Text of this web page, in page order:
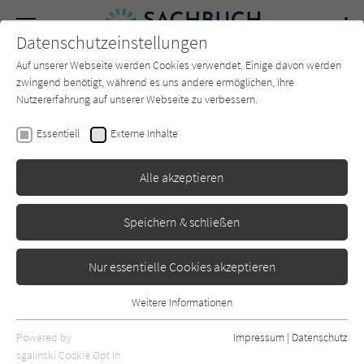
SUCHE Forum Charts Newsletter
Aleks Scholz Kathrin Passig
Erschienen: Januar 2022 0
Datenschutzeinstellungen
Auf unserer Webseite werden Cookies verwendet. Einige davon werden
zwingend benötigt, während es uns andere ermöglichen, Ihre
Nutzererfahrung auf unserer Webseite zu verbessern.
Essentiell Externe Inhalte
Alle akzeptieren
Speichern & schließen
Nur essentielle Cookies akzeptieren
Essentielle Cookies werden für grundlegende Funktionen der
Webseite benötigt. Dadurch ist gewährleistet, dass die Webseite
Weitere Informationen
Powered by
sgalinski Cookie Opt In
Impressum | Datenschutz